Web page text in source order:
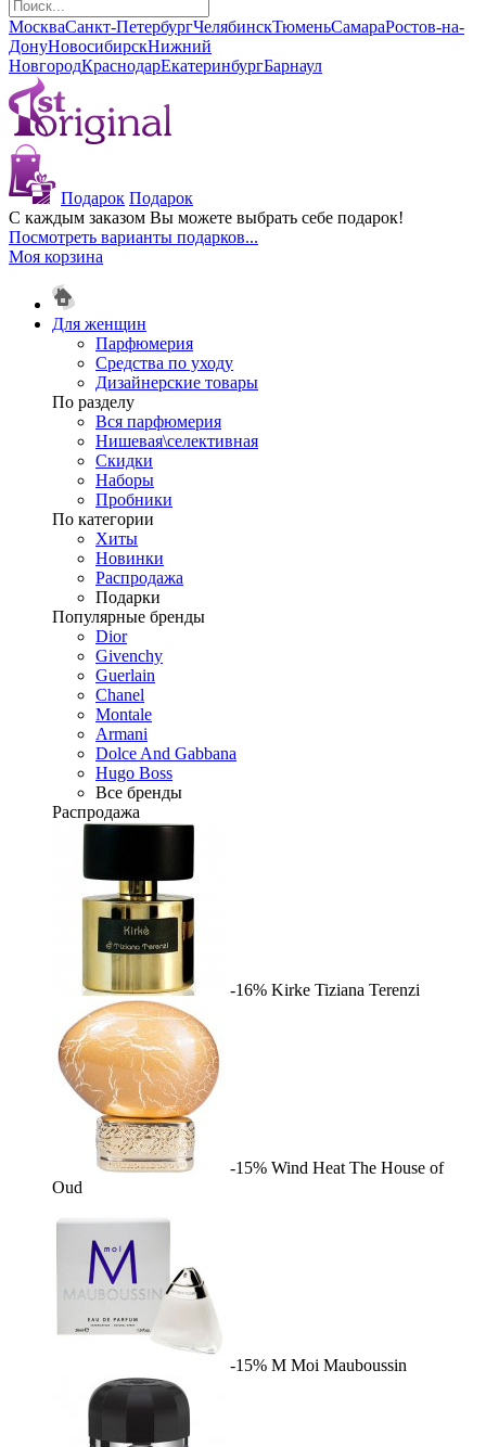
МоскваСанкт-ПетербургЧелябинскТюменьСамараРостов-на-
ДонуНовосибирскНижний
НовгородКраснодарЕкатеринбургБарнаул
Подарок Подарок
С каждым заказом Вы можете выбрать себе подарок!
Посмотреть варианты подарков...
Моя корзина
Для женщин
Парфюмерия
Средства по уходу
Дизайнерские товары
По разделу
Вся парфюмерия
Нишевая\селективная
Скидки
Наборы
Пробники
По категории
Хиты
Новинки
Распродажа
Подарки
Популярные бренды
Dior
Givenchy
Guerlain
Chanel
Montale
Armani
Dolce And Gabbana
Hugo Boss
Все бренды
Распродажа
-16% Kirke Tiziana Terenzi
-15% Wind Heat The House of
Oud
-15% M Moi Mauboussin